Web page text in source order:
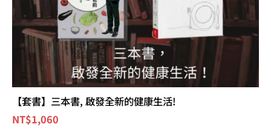
【套書】三本書, 啟發全新的健康生活!
NT$1,060